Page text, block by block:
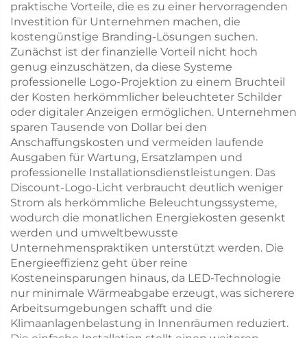
praktische Vorteile, die es zu einer hervorragenden
Investition für Unternehmen machen, die
kostengünstige Branding-Lösungen suchen.
Zunächst ist der finanzielle Vorteil nicht hoch
genug einzuschätzen, da diese Systeme
professionelle Logo-Projektion zu einem Bruchteil
der Kosten herkömmlicher beleuchteter Schilder
oder digitaler Anzeigen ermöglichen. Unternehmen
sparen Tausende von Dollar bei den
Anschaffungskosten und vermeiden laufende
Ausgaben für Wartung, Ersatzlampen und
professionelle Installationsdienstleistungen. Das
Discount-Logo-Licht verbraucht deutlich weniger
Strom als herkömmliche Beleuchtungssysteme,
wodurch die monatlichen Energiekosten gesenkt
werden und umweltbewusste
Unternehmenspraktiken unterstützt werden. Die
Energieeffizienz geht über reine
Kosteneinsparungen hinaus, da LED-Technologie
nur minimale Wärmeabgabe erzeugt, was sicherere
Arbeitsumgebungen schafft und die
Klimaanlagenbelastung in Innenräumen reduziert.